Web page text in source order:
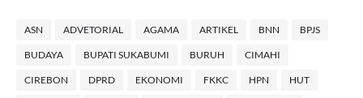
ASN ADVETORIAL AGAMA ARTIKEL BNN BPJS
BUDAYA BUPATI SUKABUMI BURUH CIMAHI
CIREBON DPRD EKONOMI FKKC HPN HUT